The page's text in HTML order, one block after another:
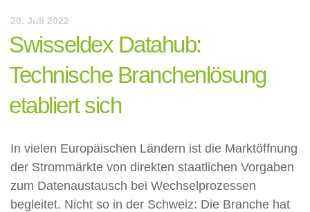
20. Juli 2022
Swisseldex Datahub:
Technische Branchenlösung
etabliert sich
In vielen Europäischen Ländern ist die Marktöffnung
der Strommärkte von direkten staatlichen Vorgaben
zum Datenaustausch bei Wechselprozessen
begleitet. Nicht so in der Schweiz: Die Branche hat